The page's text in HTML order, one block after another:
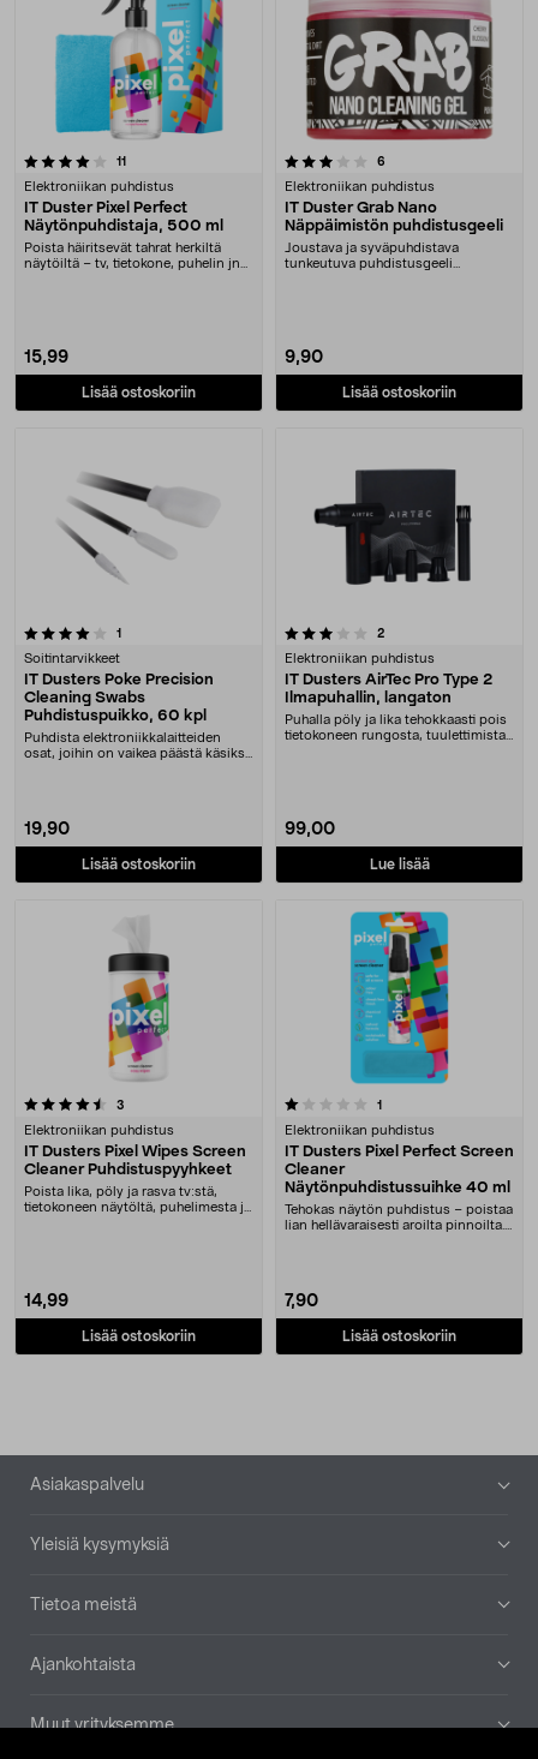
11
Elektroniikan puhdistus
IT Duster Pixel Perfect
Näytönpuhdistaja, 500 ml
Poista häiritsevät tahrat herkiltä
näytöiltä – tv, tietokone, puhelin jne.
15,99
Lisää ostoskoriin
3.0 viidestä tähdestä 6
Elektroniikan puhdistus
IT Duster Grab Nano
Näppäimistön puhdistusgeeli
Joustava ja syväpuhdistava
tunkeutuva puhdistusgeeli
9,90
Lisää ostoskoriin
1
Soitintarvikkeet
IT Dusters Poke Precision
Cleaning Swabs
Puhdistuspuikko, 60 kpl
Puhdista elektroniikkalaitteiden
osat, joihin on vaikea päästä käsiksi.
19,90
Lisää ostoskoriin
3.0 viidestä tähdestä 2arvostelut
Elektroniikan puhdistus
IT Dusters AirTec Pro Type 2
Ilmapuhallin, langaton
Puhalla pöly ja lika tehokkaasti pois
tietokoneen rungosta, tuulettimista,
99,00
Lue lisää
3
Elektroniikan puhdistus
IT Dusters Pixel Wipes Screen
Cleaner Puhdistuspyyhkeet
Poista lika, pöly ja rasva tv:stä,
tietokoneen näytöltä, puhelimesta ja
14,99
Lisää ostoskoriin
1.0 viidestä tähdestä 1
Elektroniikan puhdistus
IT Dusters Pixel Perfect Screen
Cleaner
Näytönpuhdistussuihke 40 ml
Tehokas näytön puhdistus – poistaa
lian hellävaraisesti aroilta pinnoilta.
7,90
Lisää ostoskoriin
Alatunniste
Asiakaspalvelu
Yleisiä kysymyksiä
Tietoa meistä
Ajankohtaista
Muut yrityksemme